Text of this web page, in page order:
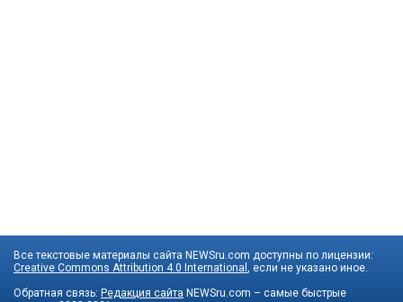
Все текстовые материалы сайта NEWSru.com доступны по лицензии:
Creative Commons Attribution 4.0 International , если не указано иное.
Обратная связь: Редакция сайта NEWSru.com – самые быстрые